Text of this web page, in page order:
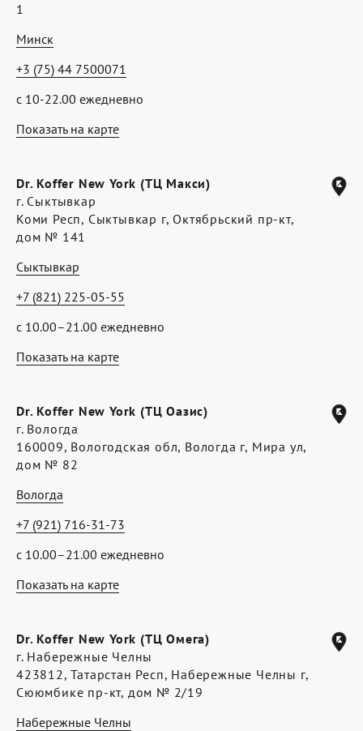
Показать на карте
1
Минск
с 10-22.00 ежедневно
+3 (75) 44 7500071
Показать на карте
Dr. Koffer New York (ТЦ Макси)
г. Сыктывкар
Коми Респ, Сыктывкар г, Октябрьский пр-кт,
дом № 141
Сыктывкар
с 10.00–21.00 ежедневно
+7 (821) 225-05-55
Показать на карте
Dr. Koffer New York (ТЦ Оазис)
г. Вологда
160009, Вологодская обл, Вологда г, Мира ул,
дом № 82
Вологда
с 10.00–21.00 ежедневно
+7 (921) 716-31-73
Dr. Koffer New York (ТЦ Омега)
г. Набережные Челны
423812, Татарстан Респ, Набережные Челны г,
Сююмбике пр-кт, дом № 2/19
Набережные Челны